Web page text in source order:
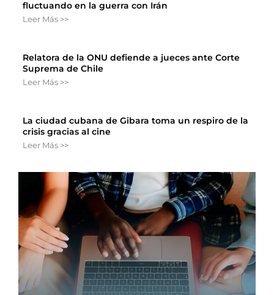
fluctuando en la guerra con Irán
Leer Más >>
Relatora de la ONU defiende a jueces ante Corte
Suprema de Chile
Leer Más >>
La ciudad cubana de Gibara toma un respiro de la
crisis gracias al cine
Leer Más >>